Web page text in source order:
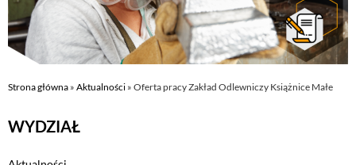
Strona główna » Aktualności » Oferta pracy Zakład Odlewniczy Książnice Małe
WYDZIAŁ